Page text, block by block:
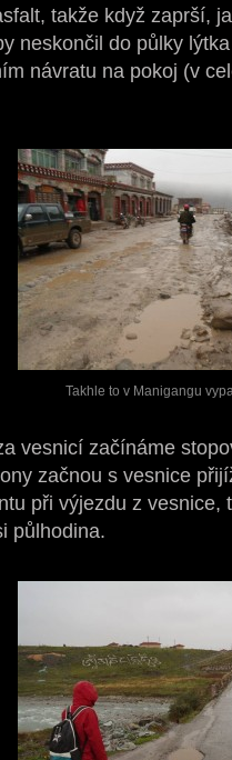
takže když zaprší,
neskončil do půlky
návratu na pokoj (v
Takhle to v Manigangu
vesnicí začínáme
začnou s vesnice
při výjezdu z vesnice,
půlhodina.